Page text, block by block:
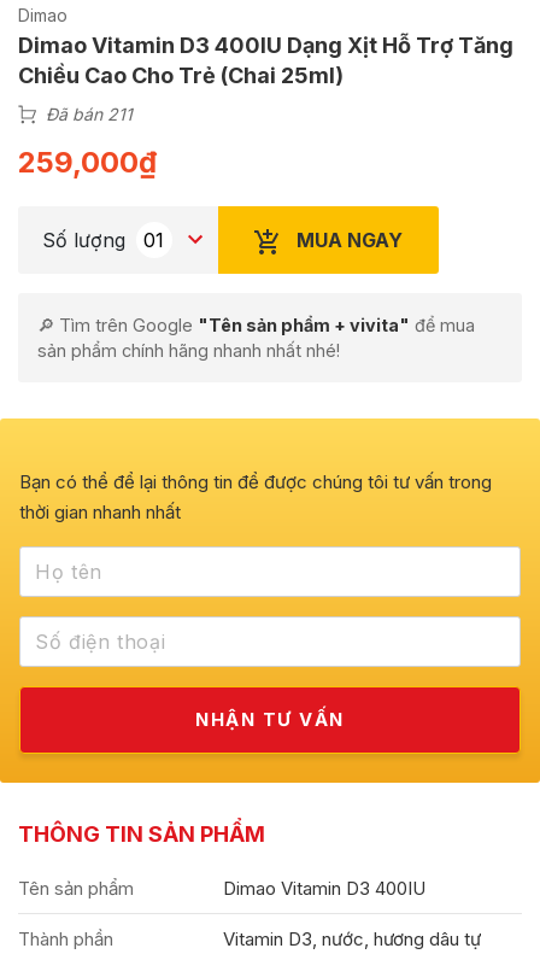
Dimao
Dimao Vitamin D3 400IU Dạng Xịt Hỗ Trợ Tăng
Chiều Cao Cho Trẻ (Chai 25ml)
Đã bán 211
259,000₫
Số lượng MUA NGAY
🔎 Tìm trên Google "Tên sản phẩm + vivita" để mua
sản phẩm chính hãng nhanh nhất nhé!
Bạn có thể để lại thông tin để được chúng tôi tư vấn trong
thời gian nhanh nhất
THÔNG TIN SẢN PHẨM
Tên sản phẩm Dimao Vitamin D3 400IU
Thành phần
Vitamin D3, nước, hương dâu tự